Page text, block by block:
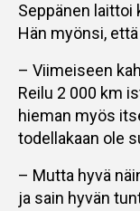
Seppänen laittoi
Hän myönsi,
– Viimeiseen
Reilu 2 000 km
hieman myös
todellakaan ole
– Mutta hyvä
ja sain hyvän